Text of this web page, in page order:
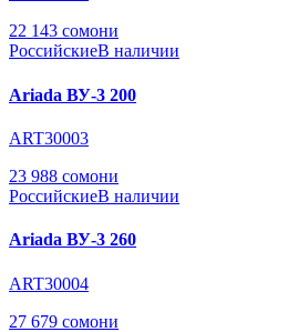
22 143 сомони
РоссийскиеВ наличии
Ariada ВУ-3 200
ART30003
23 988 сомони
РоссийскиеВ наличии
Ariada ВУ-3 260
ART30004
27 679 сомони